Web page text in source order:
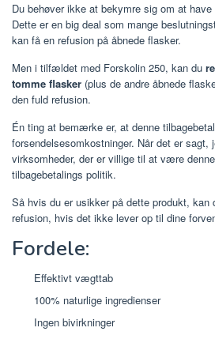
Du behøver ikke at bekymre sig om at
Dette er en big deal som mange
kan få en refusion på åbnede flasker.
Men i tilfældet med Forskolin 250, kan du
tomme flasker (plus de andre åbnede
den fuld refusion.
Én ting at bemærke er, at denne
forsendelsesomkostninger. Når det er sagt,
virksomheder, der er villige til at være
tilbagebetalings politik.
Så hvis du er usikker på dette produkt, kan
refusion, hvis det ikke lever op til dine
Fordele:
Effektivt vægttab
100% naturlige ingredienser
Ingen bivirkninger